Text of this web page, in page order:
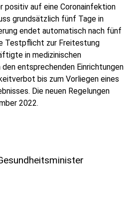
positiv auf eine Coronainfektion
grundsätzlich fünf Tage in
endet automatisch nach fünf
Testpflicht zur Freitestung
in medizinischen
den entsprechenden Einrichtungen
bis zum Vorliegen eines
Die neuen Regelungen
2022.